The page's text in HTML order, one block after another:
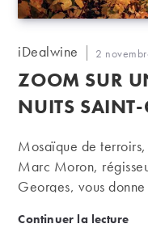
Auteur/autrice
la
publication :
iDealwine
Publication
publiée :
2
ZOOM SUR
NUITS SAINT-
Mosaïque de
Marc Moron,
Georges, vous
Continuer la lecture